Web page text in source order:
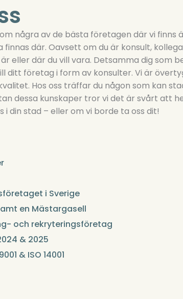
några av de bästa företagen där vi finns
finnas där. Oavsett om du är konsult,
eller där du vill vara. Detsamma dig som
ditt företag i form av konsulter. Vi är
Hos oss träffar du någon som kan
dessa kunskaper tror vi det är svårt att
i din stad – eller om vi borde ta oss dit!
i Sverige
en Mästargasell
och rekryteringsföretag
& 2025
& ISO 14001